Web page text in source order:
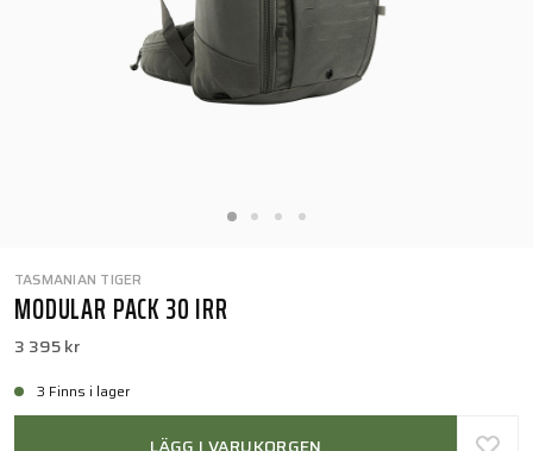
TASMANIAN TIGER
MODULAR PACK 30 IRR
3 395 kr
3 Finns i lager
LÄGG I VARUKORGEN